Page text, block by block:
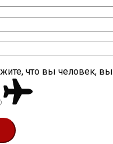
что вы человек,